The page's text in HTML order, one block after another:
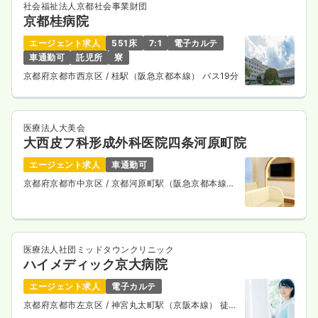
社会福祉法人京都社会事業財団
京都桂病院
エージェント求人 551床 7:1
電子カルテ
車通勤可
託児所
寮
京都府京都市西京区 / 桂駅（阪急京都本線） バス19分
医療法人大美会
大西皮フ科形成外科医院四条河原町院
エージェント求人
車通勤可
京都府京都市中京区 / 京都河原町駅（阪急京都本線）
医療法人社団ミッドタウンクリニック
ハイメディック京大病院
エージェント求人
電子カルテ
京都府京都市左京区 / 神宮丸太町駅（京阪本線） 徒歩